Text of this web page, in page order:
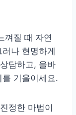
껴질 때 자연
나 현명하게
담하고, 올바
기울이세요.
정한 마법이